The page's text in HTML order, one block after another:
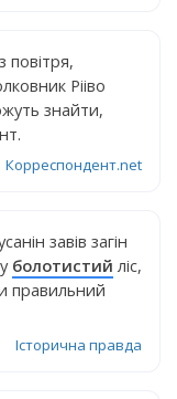
Рііво
знайти,
Корреспондент.net
завів загін
болотистий ліс,
правильний
Історична правда